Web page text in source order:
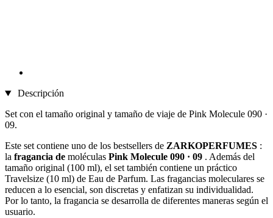
Descripción
Set con el tamaño original y tamaño de viaje de Pink Molecule 090 ·
09.
Este set contiene uno de los bestsellers de ZARKOPERFUMES :
la fragancia de moléculas Pink Molecule 090 · 09 . Además del
tamaño original (100 ml), el set también contiene un práctico
Travelsize (10 ml) de Eau de Parfum. Las fragancias moleculares se
reducen a lo esencial, son discretas y enfatizan su individualidad.
Por lo tanto, la fragancia se desarrolla de diferentes maneras según el
usuario.